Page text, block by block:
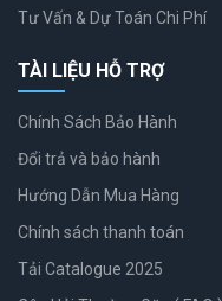
Tư Vấn & Dự Toán Chi Phí
TÀI LIỆU HỖ TRỢ
Chính Sách Bảo Hành
Đổi trả và bảo hành
Hướng Dẫn Mua Hàng
Chính sách thanh toán
Tải Catalogue 2025